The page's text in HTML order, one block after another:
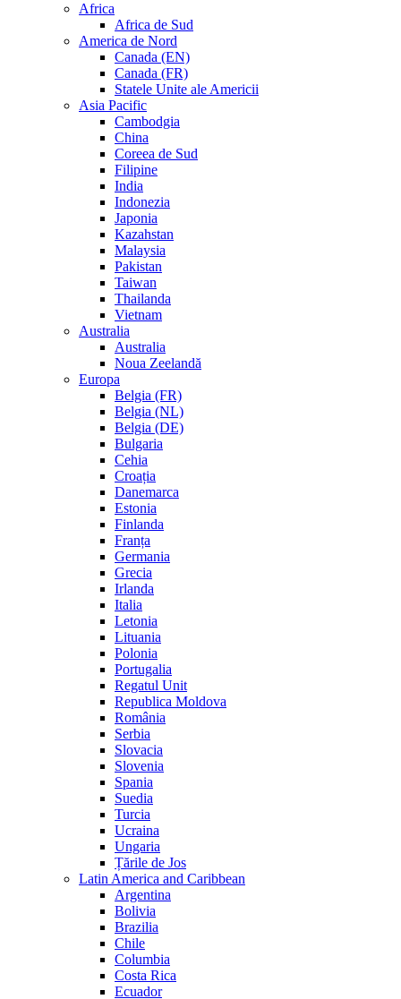
Africa
Africa de Sud
America de Nord
Canada (EN)
Canada (FR)
Statele Unite ale Americii
Asia Pacific
Cambodgia
China
Coreea de Sud
Filipine
India
Indonezia
Japonia
Kazahstan
Malaysia
Pakistan
Taiwan
Thailanda
Vietnam
Australia
Australia
Noua Zeelandă
Europa
Belgia (FR)
Belgia (NL)
Belgia (DE)
Bulgaria
Cehia
Croația
Danemarca
Estonia
Finlanda
Franța
Germania
Grecia
Irlanda
Italia
Letonia
Lituania
Polonia
Portugalia
Regatul Unit
Republica Moldova
România
Serbia
Slovacia
Slovenia
Spania
Suedia
Turcia
Ucraina
Ungaria
Țările de Jos
Latin America and Caribbean
Argentina
Bolivia
Brazilia
Chile
Columbia
Costa Rica
Ecuador